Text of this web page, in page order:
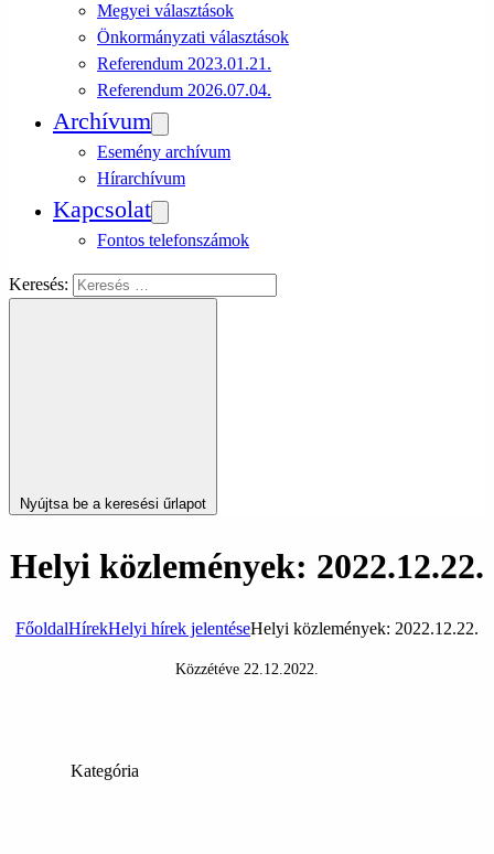
Megyei választások
Önkormányzati választások
Referendum 2023.01.21.
Referendum 2026.07.04.
Archívum
Esemény archívum
Hírarchívum
Kapcsolat
Fontos telefonszámok
Keresés:
Nyújtsa be a keresési űrlapot
Helyi közlemények: 2022.12.22.
FőoldalHírekHelyi hírek jelentéseHelyi közlemények: 2022.12.22.
Közzétéve 22.12.2022.
Kategória